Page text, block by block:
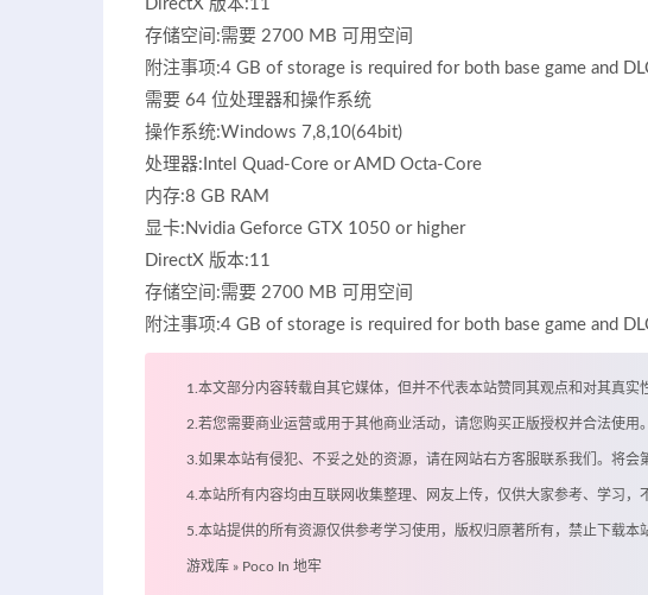
DirectX 版本:11
存储空间:需要 2700 MB 可用空间
附注事项:4 GB of storage is required for both base game and
需要 64 位处理器和操作系统
操作系统:Windows 7,8,10(64bit)
处理器:Intel Quad-Core or AMD Octa-Core
内存:8 GB RAM
显卡:Nvidia Geforce GTX 1050 or higher
DirectX 版本:11
存储空间:需要 2700 MB 可用空间
附注事项:4 GB of storage is required for both base game and
1.本文部分内容转载自其它媒体，但并不代表本站赞同其观点和对其真实
2.若您需要商业运营或用于其他商业活动，请您购买正版授权并合法使用。
3.如果本站有侵犯、不妥之处的资源，请在网站右方客服联系我们。将会
4.本站所有内容均由互联网收集整理、网友上传，仅供大家参考、学习，
5.本站提供的所有资源仅供参考学习使用，版权归原著所有，禁止下载本
游戏库 » Poco In 地牢